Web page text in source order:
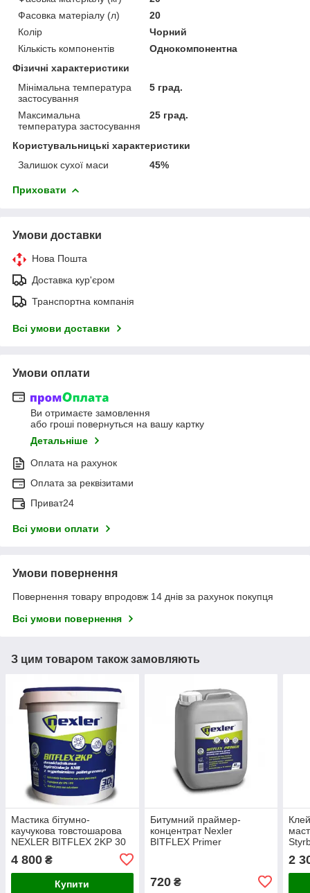
Фасовка матеріалу (л)
20
Колір
Чорний
Кількість компонентів
Однокомпонентна
Фізичні характеристики
Мінімальна температура
застосування
5 град.
Максимальна
температура застосування
25 град.
Користувальницькі характеристики
Залишок сухої маси
45%
Приховати
Умови доставки
Нова Пошта
Доставка кур'єром
Транспортна компанія
Всі умови доставки
Умови оплати
Ви отримаєте замовлення
або гроші повернуться на вашу картку
Детальніше
Оплата на рахунок
Оплата за реквізитами
Приват24
Всі умови оплати
Умови повернення
Повернення товару впродовж 14 днів за рахунок покупця
Всі умови повернення
З цим товаром також замовляють
Мастика бітумно-
каучукова товстошарова
NEXLER BITFLEX 2KP 30
4 800 ₴
Купити
Битумний праймер-
концентрат Nexler
BITFLEX Primer
720₴
2